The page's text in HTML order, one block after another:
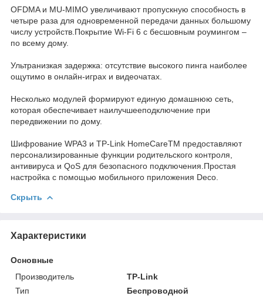
OFDMA и MU-MIMO увеличивают пропускную способность в
четыре раза для одновременной передачи данных большому
числу устройств.Покрытие Wi-Fi 6 с бесшовным роумингом –
по всему дому.
Ультранизкая задержка: отсутствие высокого пинга наиболее
ощутимо в онлайн-играх и видеочатах.
Несколько модулей формируют единую домашнюю сеть,
которая обеспечивает наилучшееподключение при
передвижении по дому.
Шифрование WPA3 и TP-Link HomeCareTM предоставляют
персонализированные функции родительского контроля,
антивируса и QoS для безопасного подключения.Простая
настройка с помощью мобильного приложения Deco.
Скрыть
Характеристики
Основные
Производитель
TP-Link
Тип
Беспроводной